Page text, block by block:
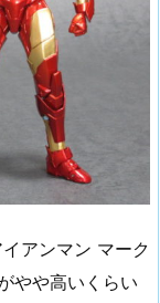
アンマン マーク
やや高いくらい